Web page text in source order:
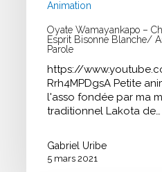
Animation
Oyate Wamayankapo –
Esprit Bisonne Blanche/
Parole
https://
Rrh4MPDgsA Petite
l'asso fondée par ma
traditionnel Lakota de…
Gabriel Uribe
5 mars 2021